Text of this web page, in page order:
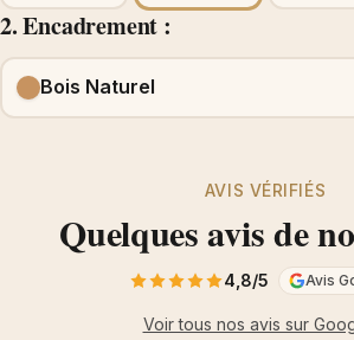
2. Encadrement :
Bois Naturel
AVIS VÉRIFIÉS
Quelques avis de
4,8/5 Avis
Voir tous nos avis sur